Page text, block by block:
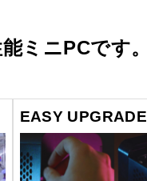
ミニPCです。
EASY UPGRADE